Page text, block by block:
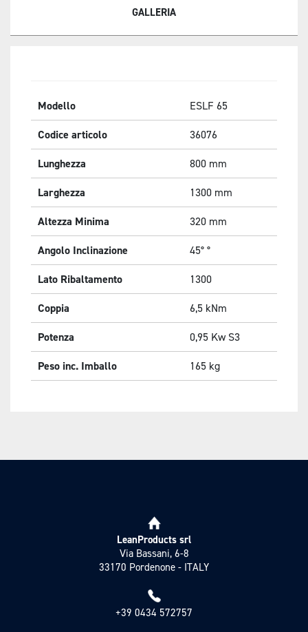
GALLERIA
Modello
ESLF 65
Codice articolo
36076
Lunghezza
800 mm
Larghezza
1300 mm
Altezza Minima
320 mm
Angolo Inclinazione
45°°
Lato Ribaltamento
1300
Coppia
6,5 kNm
Potenza
0,95 Kw S3
Peso inc. Imballo
165 kg
LeanProducts srl
Via Bassani, 6-8
33170 Pordenone - ITALY
+39 0434 572757